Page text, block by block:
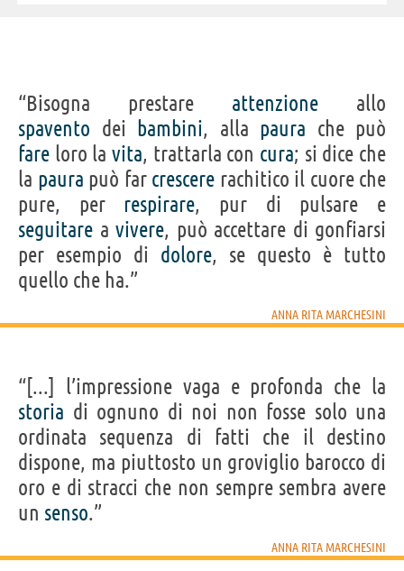
IDENTIKIT E DATI ANAGRAFICI
Nome Anna Rita
Cognome Marchesini
19 novembre 1953
Morto 30 luglio 2016
femminile
Nazionalità italiana
Professione attore,doppiatore,scrittore
Segno zodiacale Scorpione
LIBRI DI ANNA RITA MARCHESINI
Il terrazzino
dei...
Acquista libri e film di Anna Rita Marchesini su
Frasi, citazioni e aforismi di Anna Rita Marchesini
10
Personaggi affini perPROFESSIONE CONTENUTI
“Bisogna prestare attenzione allo
spavento dei bambini, alla paura che può
fare loro la vita, trattarla con cura; si dice che
la paura può far crescere rachitico il cuore che
pure, per respirare, pur di pulsare e
seguitare a vivere, può accettare di gonfiarsi
per esempio di dolore, se questo è tutto
quello che ha.”
ANNA RITA MARCHESINI
“[...] l’impressione vaga e profonda che la
storia di ognuno di noi non fosse solo una
ordinata sequenza di fatti che il destino
dispone, ma piuttosto un groviglio barocco di
oro e di stracci che non sempre sembra avere
un senso.”
ANNA RITA MARCHESINI